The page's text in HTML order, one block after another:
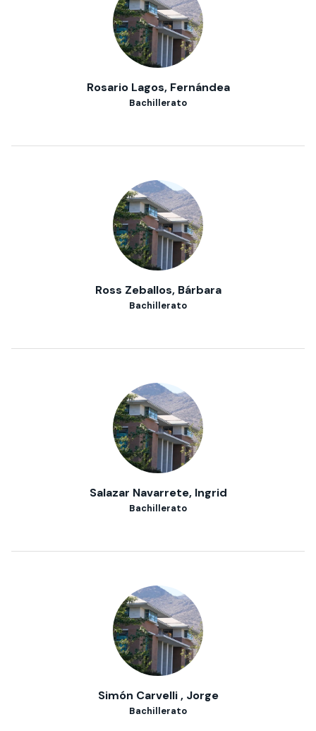
Rosario Lagos, Fernándea
Bachillerato
Ross Zeballos, Bárbara
Bachillerato
Salazar Navarrete, Ingrid
Bachillerato
Simón Carvelli , Jorge
Bachillerato